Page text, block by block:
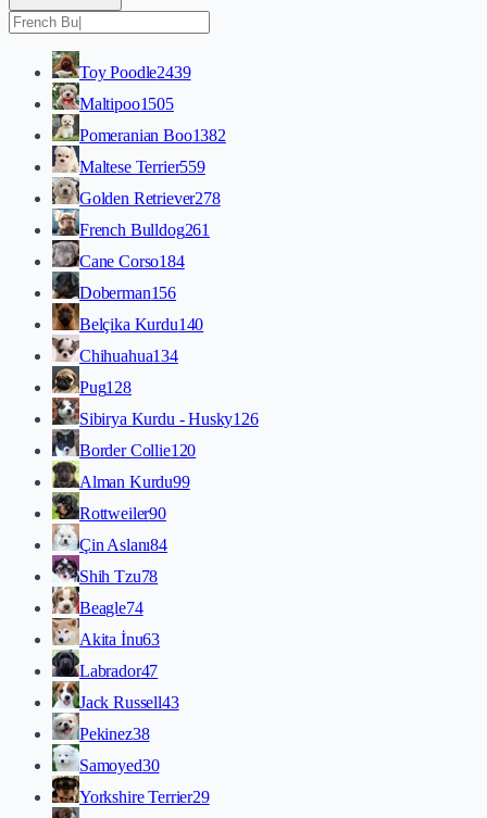
Toy Poodle2439
Maltipoo1505
Pomeranian Boo1382
Maltese Terrier559
Golden Retriever278
French Bulldog261
Cane Corso184
Doberman156
Belçika Kurdu140
Chihuahua134
Pug128
Sibirya Kurdu - Husky126
Border Collie120
Alman Kurdu99
Rottweiler90
Çin Aslanı84
Shih Tzu78
Beagle74
Akita İnu63
Labrador47
Jack Russell43
Pekinez38
Samoyed30
Yorkshire Terrier29